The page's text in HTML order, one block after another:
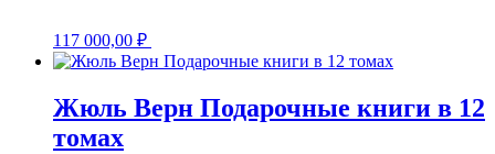
117 000,00 ₽
Жюль Верн Подарочные книги в 12
томах